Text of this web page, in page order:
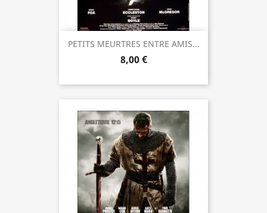
PETITS MEURTRES ENTRE AMIS...
8,00 €